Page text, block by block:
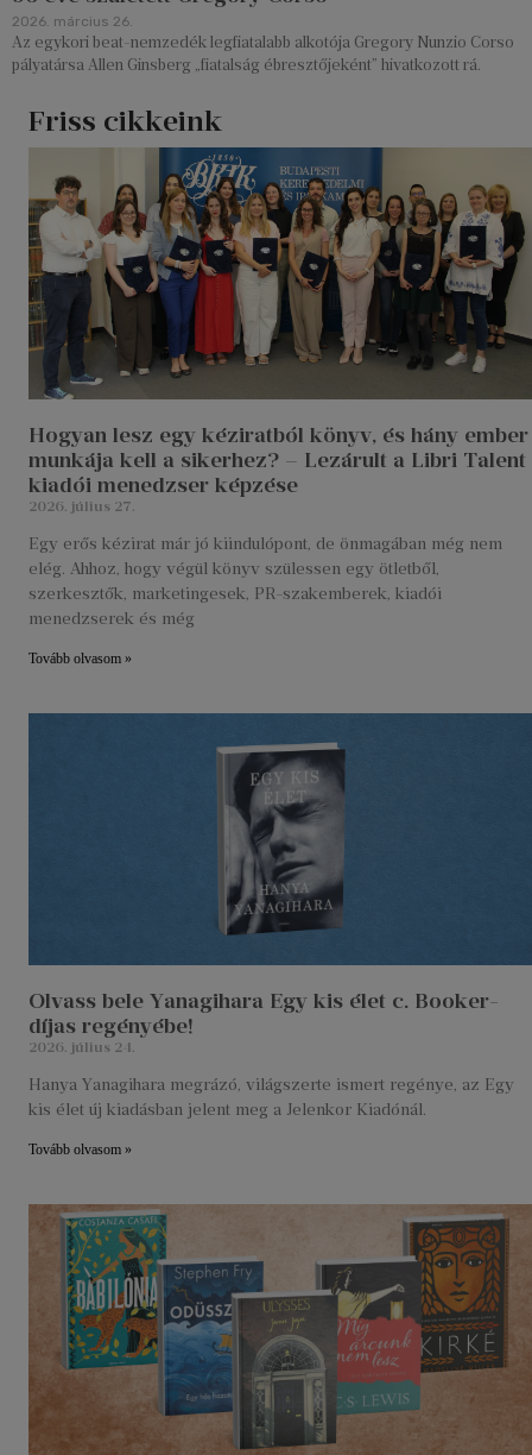
2026. március 26.
Az egykori beat-nemzedék legfiatalabb alkotója Gregory Nunzio Corso
pályatársa Allen Ginsberg „fiatalság ébresztőjeként” hivatkozott rá.
Friss cikkeink
Hogyan lesz egy kéziratból könyv, és hány ember
munkája kell a sikerhez? – Lezárult a Libri Talent
kiadói menedzser képzése
2026. július 27.
Egy erős kézirat már jó kiindulópont, de önmagában még nem
elég. Ahhoz, hogy végül könyv szülessen egy ötletből,
szerkesztők, marketingesek, PR-szakemberek, kiadói
menedzserek és még
Tovább olvasom »
Olvass bele Yanagihara Egy kis élet c. Booker-
díjas regényébe!
2026. július 24.
Hanya Yanagihara megrázó, világszerte ismert regénye, az Egy
kis élet új kiadásban jelent meg a Jelenkor Kiadónál.
Tovább olvasom »